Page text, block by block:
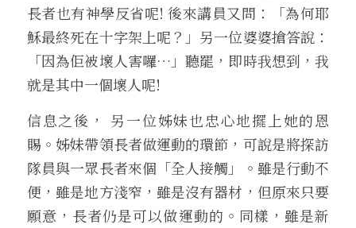
長者也有神學反省呢! 後來講員又問：「為何耶
穌最終死在十字架上呢？」另一位婆婆搶答說：
「因為佢被壞人害囉…」聽罷，即時我想到，我
就是其中一個壞人呢!
信息之後， 另一位姊妹也忠心地擺上她的恩
賜。姊妹帶領長者做運動的環節，可說是將探訪
隊員與一眾長者來個「全人接觸」。雖是行動不
便，雖是地方淺窄，雖是沒有器材，但原來只要
願意，長者仍是可以做運動的。同樣，雖是新